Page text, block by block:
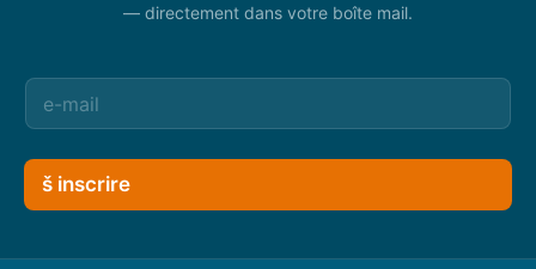
— directement dans votre boîte mail.
š inscrire